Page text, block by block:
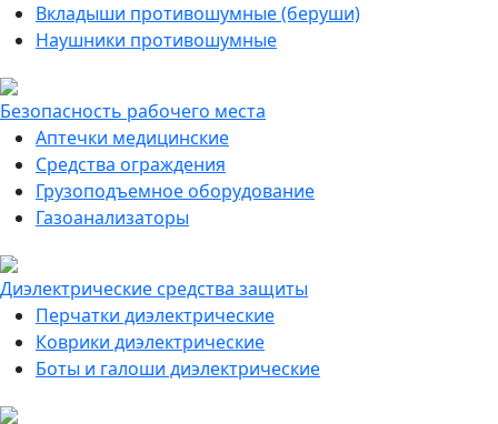
Вкладыши противошумные (беруши)
Наушники противошумные
Безопасность рабочего места
Аптечки медицинские
Средства ограждения
Грузоподъемное оборудование
Газоанализаторы
Диэлектрические средства защиты
Перчатки диэлектрические
Коврики диэлектрические
Боты и галоши диэлектрические